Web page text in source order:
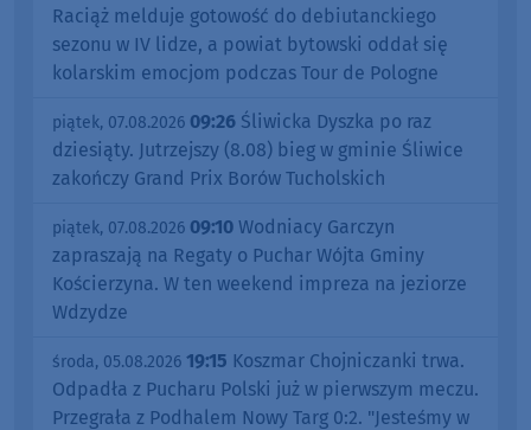
Raciąż melduje gotowość do debiutanckiego
sezonu w IV lidze, a powiat bytowski oddał się
kolarskim emocjom podczas Tour de Pologne
piątek, 07.08.2026 09:26 Śliwicka Dyszka po raz
dziesiąty. Jutrzejszy (8.08) bieg w gminie Śliwice
zakończy Grand Prix Borów Tucholskich
piątek, 07.08.2026 09:10 Wodniacy Garczyn
zapraszają na Regaty o Puchar Wójta Gminy
Kościerzyna. W ten weekend impreza na jeziorze
Wdzydze
środa, 05.08.2026 19:15 Koszmar Chojniczanki trwa.
Odpadła z Pucharu Polski już w pierwszym meczu.
Przegrała z Podhalem Nowy Targ 0:2. "Jesteśmy w